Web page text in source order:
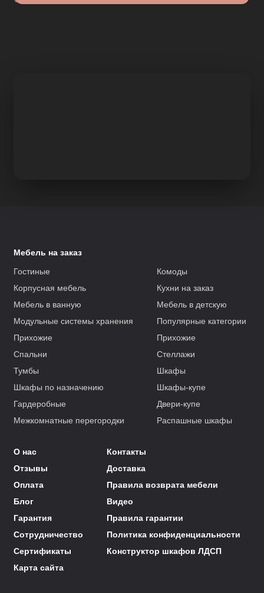
Мебель на заказ
Гостиные
Комоды
Корпусная мебель
Кухни на заказ
Мебель в ванную
Мебель в детскую
Модульные системы хранения
Популярные категории
Прихожие
Прихожие
Спальни
Стеллажи
Тумбы
Шкафы
Шкафы по назначению
Шкафы-купе
Гардеробные
Двери-купе
Межкомнатные перегородки
Распашные шкафы
О нас
Контакты
Отзывы
Доставка
Оплата
Правила возврата мебели
Блог
Видео
Гарантия
Правила гарантии
Сотрудничество
Политика конфиденциальности
Сертификаты
Конструктор шкафов ЛДСП
Карта сайта